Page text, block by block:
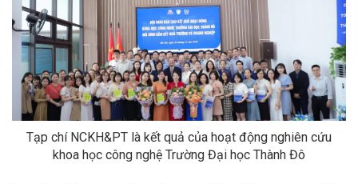
Tạp chí NCKH&PT là kết quả của hoạt động nghiên cứu
khoa học công nghệ Trường Đại học Thành Đô